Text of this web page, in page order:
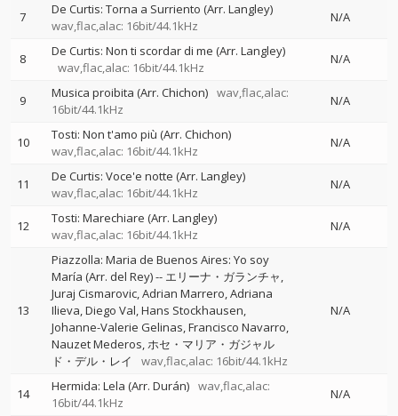
7
De Curtis: Torna a Surriento (Arr. Langley)
wav,flac,alac: 16bit/44.1kHz
N/A
8
De Curtis: Non ti scordar di me (Arr. Langley)
wav,flac,alac: 16bit/44.1kHz
N/A
9 Musica proibita (Arr. Chichon) wav,flac,alac:
16bit/44.1kHz
N/A
10
Tosti: Non t'amo più (Arr. Chichon)
wav,flac,alac: 16bit/44.1kHz
N/A
11
De Curtis: Voce'e notte (Arr. Langley)
wav,flac,alac: 16bit/44.1kHz
N/A
12
Tosti: Marechiare (Arr. Langley)
wav,flac,alac: 16bit/44.1kHz
N/A
13
Piazzolla: Maria de Buenos Aires: Yo soy
María (Arr. del Rey)-- エリーナ・ガランチャ
Juraj Cismarovic Adrian Marrero Adriana
Ilieva Diego Val Hans Stockhausen
Johanne-Valerie Gelinas Francisco Navarro
Nauzet Mederos ホセ・マリア・ガジャル
ド・デル・レイ
wav,flac,alac: 16bit/44.1kHz
N/A
14 Hermida: Lela (Arr. Durán) wav,flac,alac:
16bit/44.1kHz
N/A